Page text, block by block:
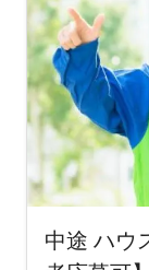
中途 ハウ